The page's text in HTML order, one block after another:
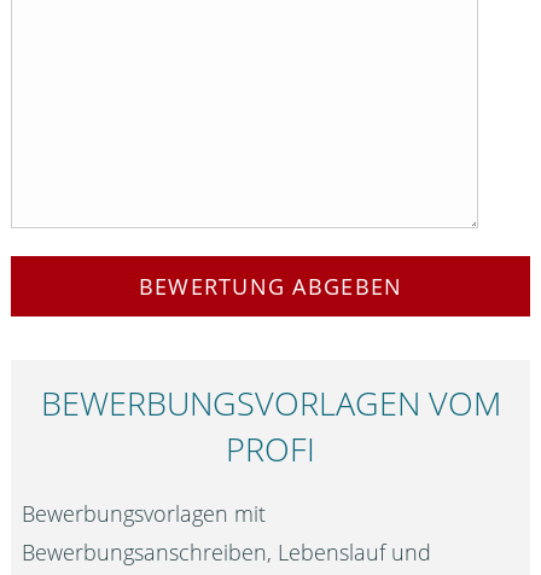
BEWERTUNG ABGEBEN
BEWERBUNGS­VORLAGEN VOM
PROFI
Bewerbungsvorlagen mit
Bewerbungsanschreiben, Lebenslauf und